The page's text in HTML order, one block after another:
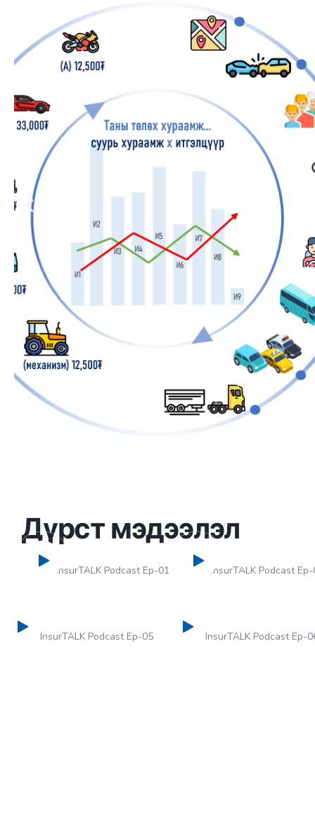
Дүрст мэдээлэл
InsurTALK Podcast Ep-01 InsurTALK Podcast
InsurTALK Podcast Ep-05 InsurTALK Podcast Ep-